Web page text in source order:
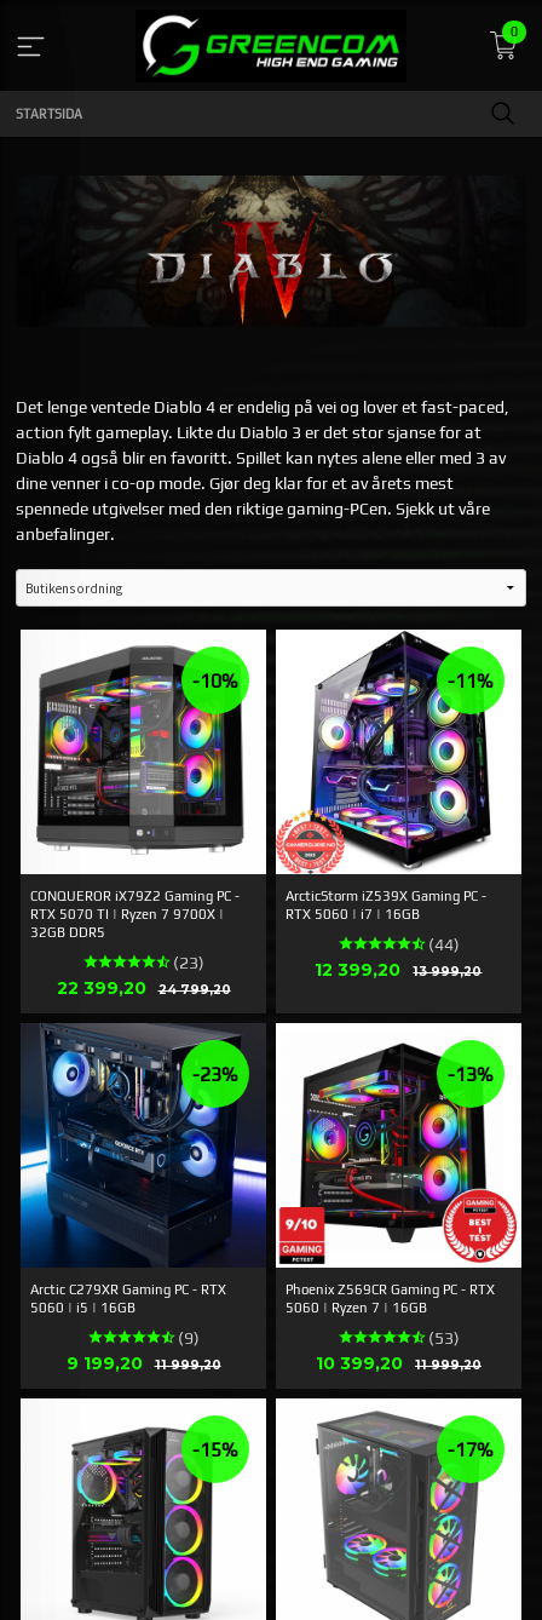
innehåll
0
STARTSIDA
Det lenge ventede Diablo 4 er endelig på vei og lover et fast-paced,
action fylt gameplay. Likte du Diablo 3 er det stor sjanse for at
Diablo 4 også blir en favoritt. Spillet kan nytes alene eller med 3 av
dine venner i co-op mode. Gjør deg klar for et av årets mest
spennede utgivelser med den riktige gaming-PCen. Sjekk ut våre
anbefalinger.
CONQUEROR iX79Z2 Gaming PC -
RTX 5070 TI | Ryzen 7 9700X |
32GB DDR5
(23)
Erbjudande
22 399,20 24 799,20Rabatt
-10%
ArcticStorm iZ539X Gaming PC -
RTX 5060 | i7 | 16GB
(44)
Erbjudande
12 399,20 13 999,20Rabatt
-11%
Arctic C279XR Gaming PC - RTX
5060 | i5 | 16GB
(9)
Erbjudande
9 199,20 11 999,20Rabatt
-23%
Phoenix Z569CR Gaming PC - RTX
5060 | Ryzen 7 | 16GB
(53)
Erbjudande
10 399,20 11 999,20Rabatt
-13%
-15% -17%